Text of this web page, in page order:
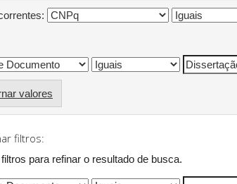
valores
filtros:
para refinar o resultado de busca.